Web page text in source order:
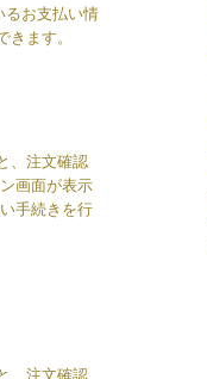
るお支払い情
ます。
、注文確認
画面が表示
手続きを行
、注文確認